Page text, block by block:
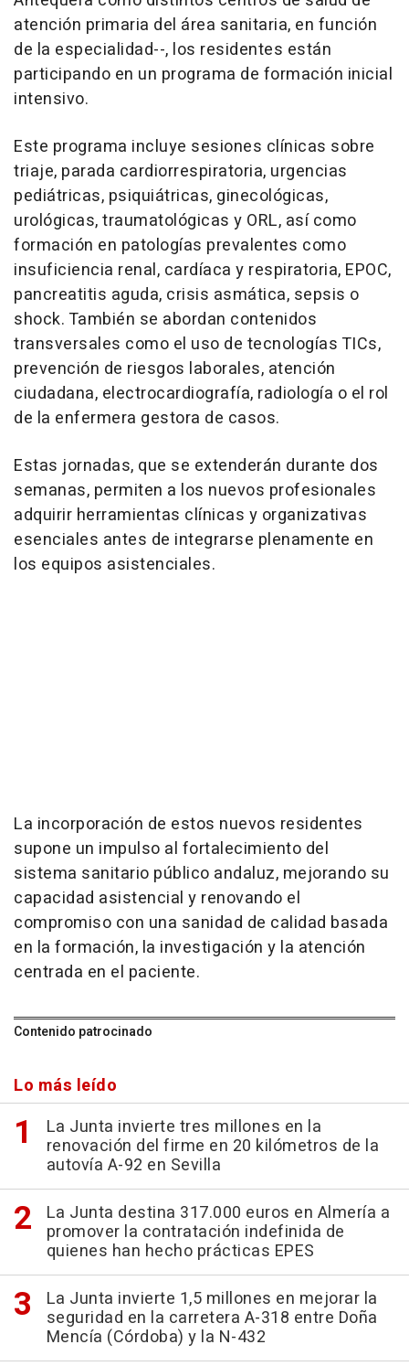
atención primaria del área sanitaria, en función
de la especialidad--, los residentes están
participando en un programa de formación inicial
intensivo.
Este programa incluye sesiones clínicas sobre
triaje, parada cardiorrespiratoria, urgencias
pediátricas, psiquiátricas, ginecológicas,
urológicas, traumatológicas y ORL, así como
formación en patologías prevalentes como
insuficiencia renal, cardíaca y respiratoria, EPOC,
pancreatitis aguda, crisis asmática, sepsis o
shock. También se abordan contenidos
transversales como el uso de tecnologías TICs,
prevención de riesgos laborales, atención
ciudadana, electrocardiografía, radiología o el rol
de la enfermera gestora de casos.
Estas jornadas, que se extenderán durante dos
semanas, permiten a los nuevos profesionales
adquirir herramientas clínicas y organizativas
esenciales antes de integrarse plenamente en
los equipos asistenciales.
La incorporación de estos nuevos residentes
supone un impulso al fortalecimiento del
sistema sanitario público andaluz, mejorando su
capacidad asistencial y renovando el
compromiso con una sanidad de calidad basada
en la formación, la investigación y la atención
centrada en el paciente.
Contenido patrocinado
Lo más leído
La Junta invierte tres millones en la
renovación del firme en 20 kilómetros de la
autovía A-92 en Sevilla
La Junta destina 317.000 euros en Almería a
promover la contratación indefinida de
quienes han hecho prácticas EPES
La Junta invierte 1,5 millones en mejorar la
seguridad en la carretera A-318 entre Doña
Mencía (Córdoba) y la N-432